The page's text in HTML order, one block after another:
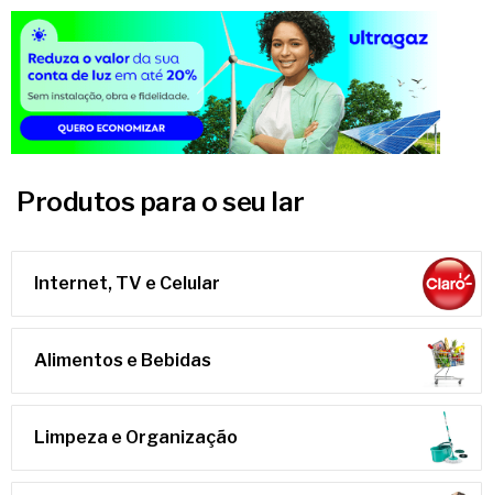
Produtos para o seu lar
Internet, TV e Celular
Alimentos e Bebidas
Limpeza e Organização